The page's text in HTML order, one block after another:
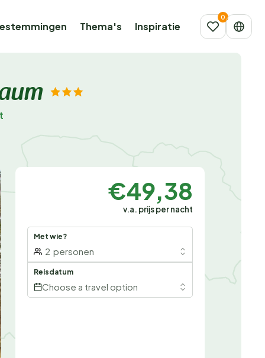
Thema's Inspiratie
€49,38
v.a. prijs per nacht
Met wie?
2 personen
Reisdatum
Choose a travel option